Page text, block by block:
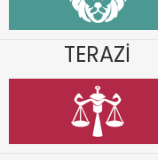
TERAZİ